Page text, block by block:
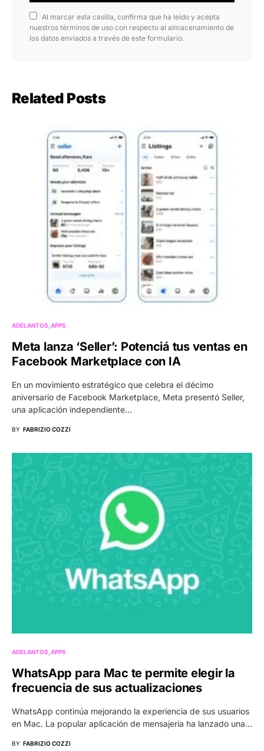
Al marcar esta casilla, confirma que ha leído y acepta
nuestros términos de uso con respecto al almacenamiento de
los datos enviados a través de este formulario.
Related Posts
ADELANTOS APPS
Meta lanza ‘Seller’: Potenciá tus ventas en
Facebook Marketplace con IA
En un movimiento estratégico que celebra el décimo
aniversario de Facebook Marketplace, Meta presentó Seller,
una aplicación independiente…
BY FABRIZIO COZZI
ADELANTOS APPS
WhatsApp para Mac te permite elegir la
frecuencia de sus actualizaciones
WhatsApp continúa mejorando la experiencia de sus usuarios
en Mac. La popular aplicación de mensajería ha lanzado una…
BY FABRIZIO COZZI